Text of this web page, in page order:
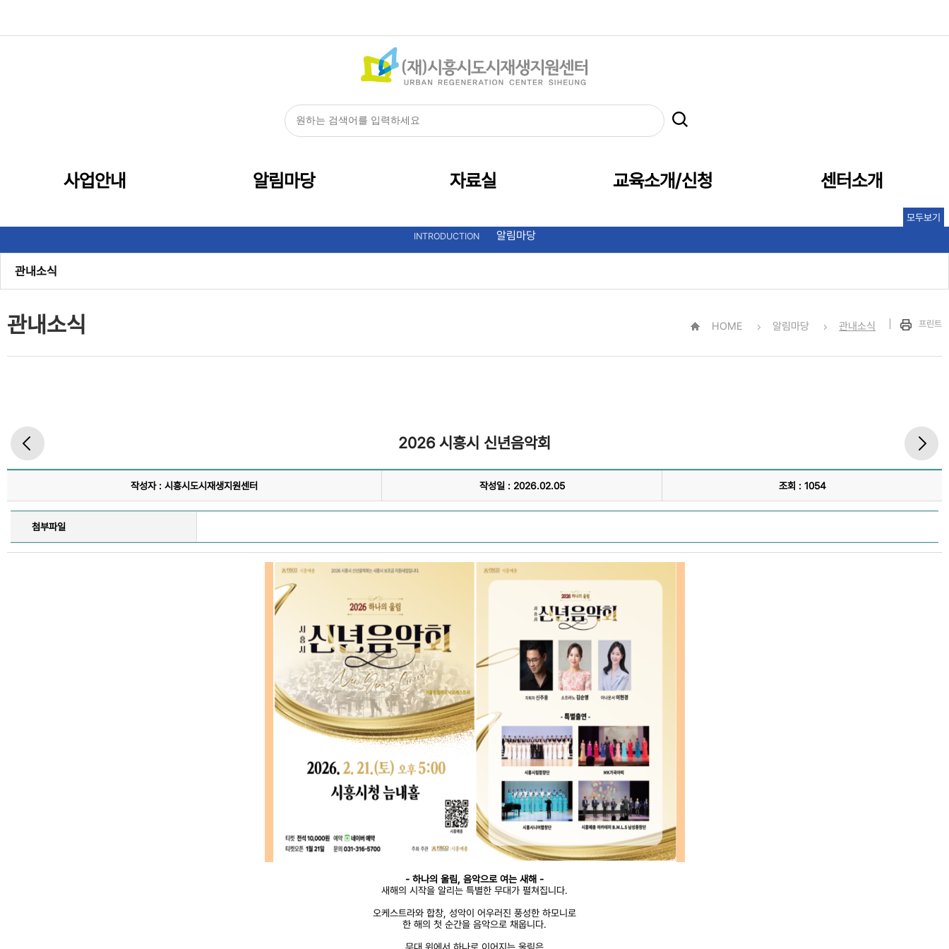
사업안내 알림마당 자료실 교육소개/신청 센터소개
INTRODUCTION 알림마당
공지사항
관내소식
모두보기
관내소식 HOME 알림마당 관내소식 프린트
2026 시흥시 신년음악회
작성자 : 시흥시도시재생지원센터 작성일 : 2026.02.05 조회 : 1054
첨부파일
- 하나의 울림, 음악으로 여는 새해 -
새해의 시작을 알리는 특별한 무대가 펼쳐집니다.
오케스트라와 합창, 성악이 어우러진 풍성한 하모니로
한 해의 첫 순간을 음악으로 채웁니다.